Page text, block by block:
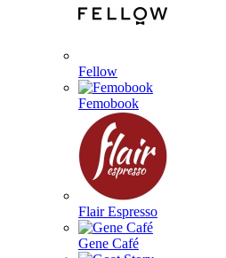
Fellow
Femobook
Flair Espresso
Gene Café